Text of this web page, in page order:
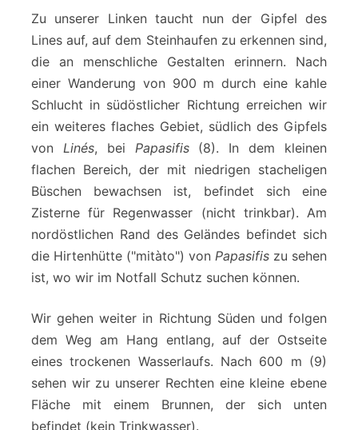
Zu unserer Linken taucht nun der Gipfel des
Lines auf, auf dem Steinhaufen zu erkennen sind,
die an menschliche Gestalten erinnern. Nach
einer Wanderung von 900 m durch eine kahle
Schlucht in südöstlicher Richtung erreichen wir
ein weiteres flaches Gebiet, südlich des Gipfels
von Linés, bei Papasifis(8). In dem kleinen
flachen Bereich, der mit niedrigen stacheligen
Büschen bewachsen ist, befindet sich eine
Zisterne für Regenwasser (nicht trinkbar). Am
nordöstlichen Rand des Geländes befindet sich
die Hirtenhütte ("mitàto") von Papasifis zu sehen
ist, wo wir im Notfall Schutz suchen können.
Wir gehen weiter in Richtung Süden und folgen
dem Weg am Hang entlang, auf der Ostseite
eines trockenen Wasserlaufs. Nach 600 m (9)
sehen wir zu unserer Rechten eine kleine ebene
Fläche mit einem Brunnen, der sich unten
befindet (kein Trinkwasser).